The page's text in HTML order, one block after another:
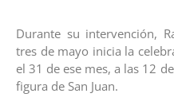
Durante su intervención,
tres de mayo inicia la
el 31 de ese mes, a las 12
figura de San Juan.